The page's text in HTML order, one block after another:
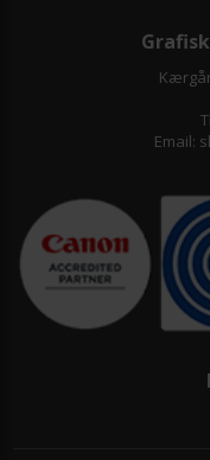
Email: